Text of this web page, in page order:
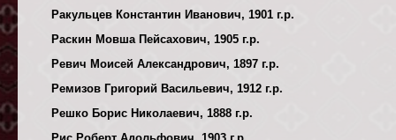
Ракульцев Константин Иванович, 1901 г.р.
Раскин Мовша Пейсахович, 1905 г.р.
Ревич Моисей Александрович, 1897 г.р.
Ремизов Григорий Васильевич, 1912 г.р.
Решко Борис Николаевич, 1888 г.р.